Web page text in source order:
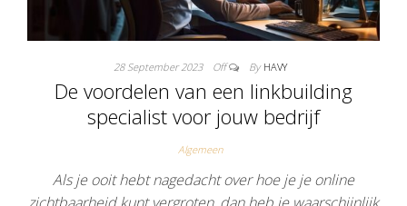
28 September 2023 Off By HAVY
De voordelen van een linkbuilding
specialist voor jouw bedrijf
Algemeen
Als je ooit hebt nagedacht over hoe je je online